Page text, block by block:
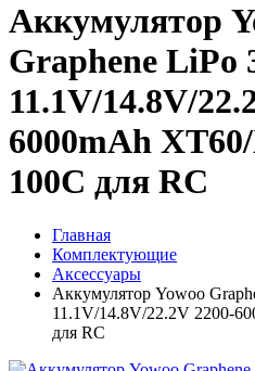
Аккумулятор
Graphene LiPo
11.1V/14.8V/
6000mAh
100C для RC
Главная
Комплектующие
Аксессуары
Аккумулятор Yowoo
11.1V/14.8V/22.2V 2200-
для RC